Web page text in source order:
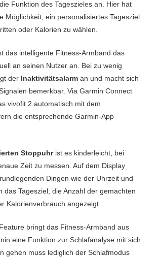
Funktion des Tageszieles an. Hier hat
Möglichkeit, ein personalisiertes Tagesziel
oder Kalorien zu wählen.
das intelligente Fitness-Armband das
an seinen Nutzer an. Bei zu wenig
der Inaktivitätsalarm an und macht sich
bemerkbar. Via Garmin Connect
vivofit 2 automatisch mit dem
die entsprechende Garmin-App
Stoppuhrist es kinderleicht, bei
Zeit zu messen. Auf dem Display
Dingen wie der Uhrzeit und
das Tagesziel, die Anzahl der gemachten
Kalorienverbrauch angezeigt.
bringt das Fitness-Armband aus
eine Funktion zur Schlafanalyse mit sich.
gehen muss lediglich der Schlafmodus